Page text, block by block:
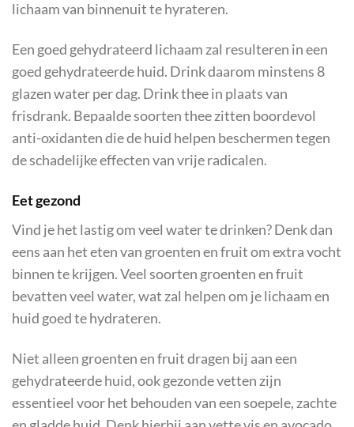
lichaam van binnenuit te hyrateren.
Een goed gehydrateerd lichaam zal resulteren in een
goed gehydrateerde huid. Drink daarom minstens 8
glazen water per dag. Drink thee in plaats van
frisdrank. Bepaalde soorten thee zitten boordevol
anti-oxidanten die de huid helpen beschermen tegen
de schadelijke effecten van vrije radicalen.
Eet gezond
Vind je het lastig om veel water te drinken? Denk dan
eens aan het eten van groenten en fruit om extra vocht
binnen te krijgen. Veel soorten groenten en fruit
bevatten veel water, wat zal helpen om je lichaam en
huid goed te hydrateren.
Niet alleen groenten en fruit dragen bij aan een
gehydrateerde huid, ook gezonde vetten zijn
essentieel voor het behouden van een soepele, zachte